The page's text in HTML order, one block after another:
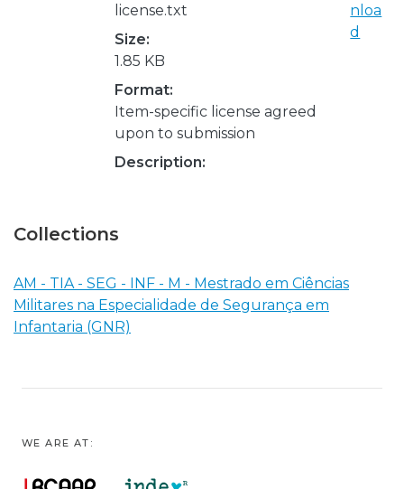
license.txt
Size:
1.85 KB
Format:
Item-specific license agreed
upon to submission
Description:
nloa
d
Collections
AM - TIA - SEG - INF - M - Mestrado em Ciências
Militares na Especialidade de Segurança em
Infantaria (GNR)
WE ARE AT: